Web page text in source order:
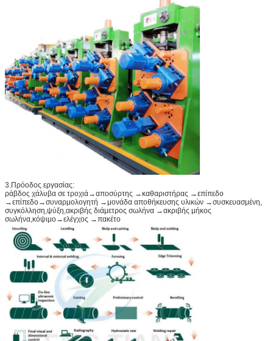
3.Πρόοδος εργασίας:
ράβδος χάλυβα σε τροχιά→αποσύρτης →καθαριστήρας →επίπεδο
→επίπεδο→συναρμολογητή →μονάδα αποθήκευσης υλικών →συσκευασμένη,
συγκόλληση,ψύξη,ακριβής διάμετρος σωλήνα →ακριβής μήκος
σωλήνα,κόψιμο→ελέγχος →πακέτο